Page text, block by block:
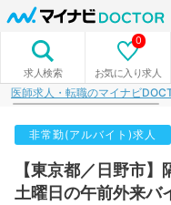
求人検索 お気に入り求人
0
医師求人・転職のマイナビ
非常勤(アルバイト)求人
【東京都／日野市
土曜日の午前外来バ